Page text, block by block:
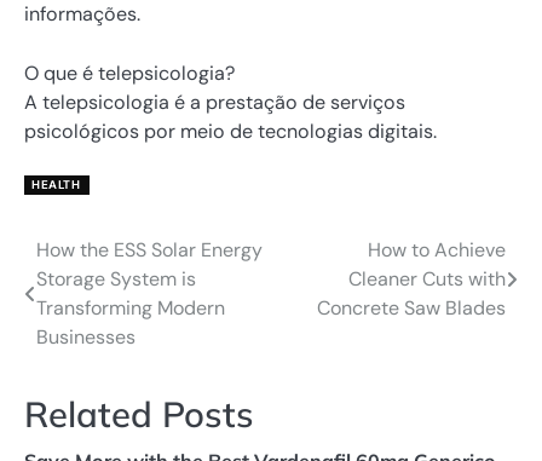
informações.
O que é telepsicologia?
A telepsicologia é a prestação de serviços
psicológicos por meio de tecnologias digitais.
HEALTH
Post
navigation
How the ESS Solar Energy
Storage System is
Transforming Modern
Businesses
How to Achieve
Cleaner Cuts with
Concrete Saw Blades
Related Posts